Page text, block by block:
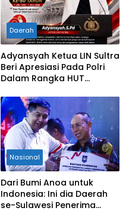
Daerah
Adyansyah Ketua LIN Sultra
Beri Apresiasi Pada Polri
Dalam Rangka HUT
Nasional
Dari Bumi Anoa untuk
Indonesia: Ini dia Daerah
se-Sulawesi Penerima